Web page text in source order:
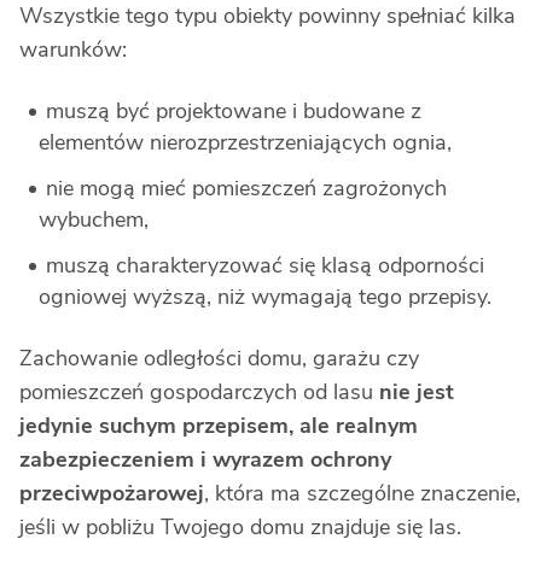
Wszystkie tego typu obiekty powinny spełniać kilka
warunków:
muszą być projektowane i budowane z
elementów nierozprzestrzeniających ognia,
nie mogą mieć pomieszczeń zagrożonych
wybuchem,
muszą charakteryzować się klasą odporności
ogniowej wyższą, niż wymagają tego przepisy.
Zachowanie odległości domu, garażu czy
pomieszczeń gospodarczych od lasu nie jest
jedynie suchym przepisem, ale realnym
zabezpieczeniem i wyrazem ochrony
przeciwpożarowej, która ma szczególne znaczenie,
jeśli w pobliżu Twojego domu znajduje się las.